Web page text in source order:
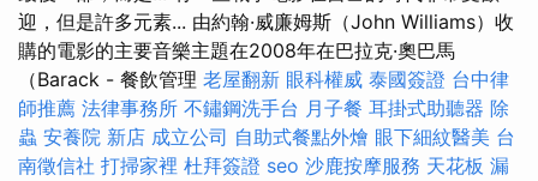
迎，但是許多元素... 由約翰·威廉姆斯（John Williams）收
購的電影的主要音樂主題在2008年在巴拉克·奧巴馬
（Barack - 餐飲管理 老屋翻新 眼科權威 泰國簽證 台中律
師推薦 法律事務所 不鏽鋼洗手台 月子餐 耳掛式助聽器 除
蟲 安養院 新店 成立公司 自助式餐點外燴 眼下細紋醫美 台
南徵信社 打掃家裡 杜拜簽證 seo 沙鹿按摩服務 天花板 漏